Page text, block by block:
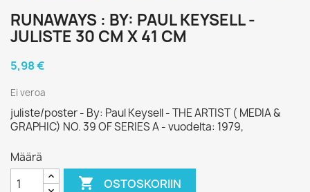
RUNAWAYS : BY: PAUL KEYSELL -
JULISTE 30 CM X 41 CM
5,98 €
Ei veroa
juliste/poster - By: Paul Keysell - THE ARTIST ( MEDIA &
GRAPHIC) NO. 39 OF SERIES A - vuodelta: 1979,
Määrä
 OSTOSKORIIN